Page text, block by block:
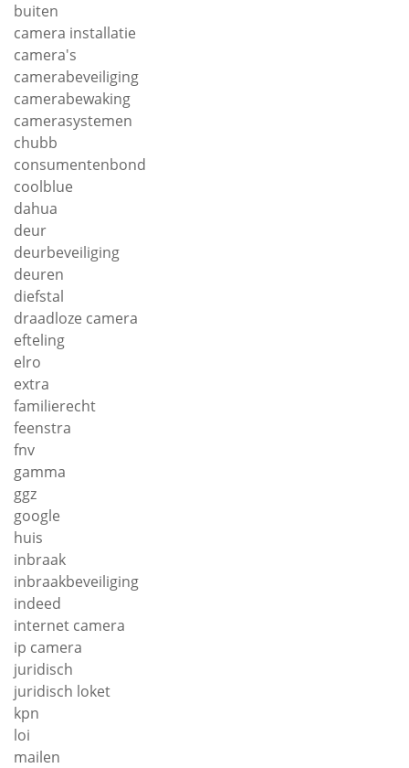
buiten
camera installatie
camera's
camerabeveiliging
camerabewaking
camerasystemen
chubb
consumentenbond
coolblue
dahua
deur
deurbeveiliging
deuren
diefstal
draadloze camera
efteling
elro
extra
familierecht
feenstra
fnv
gamma
ggz
google
huis
inbraak
inbraakbeveiliging
indeed
internet camera
ip camera
juridisch
juridisch loket
kpn
loi
mailen